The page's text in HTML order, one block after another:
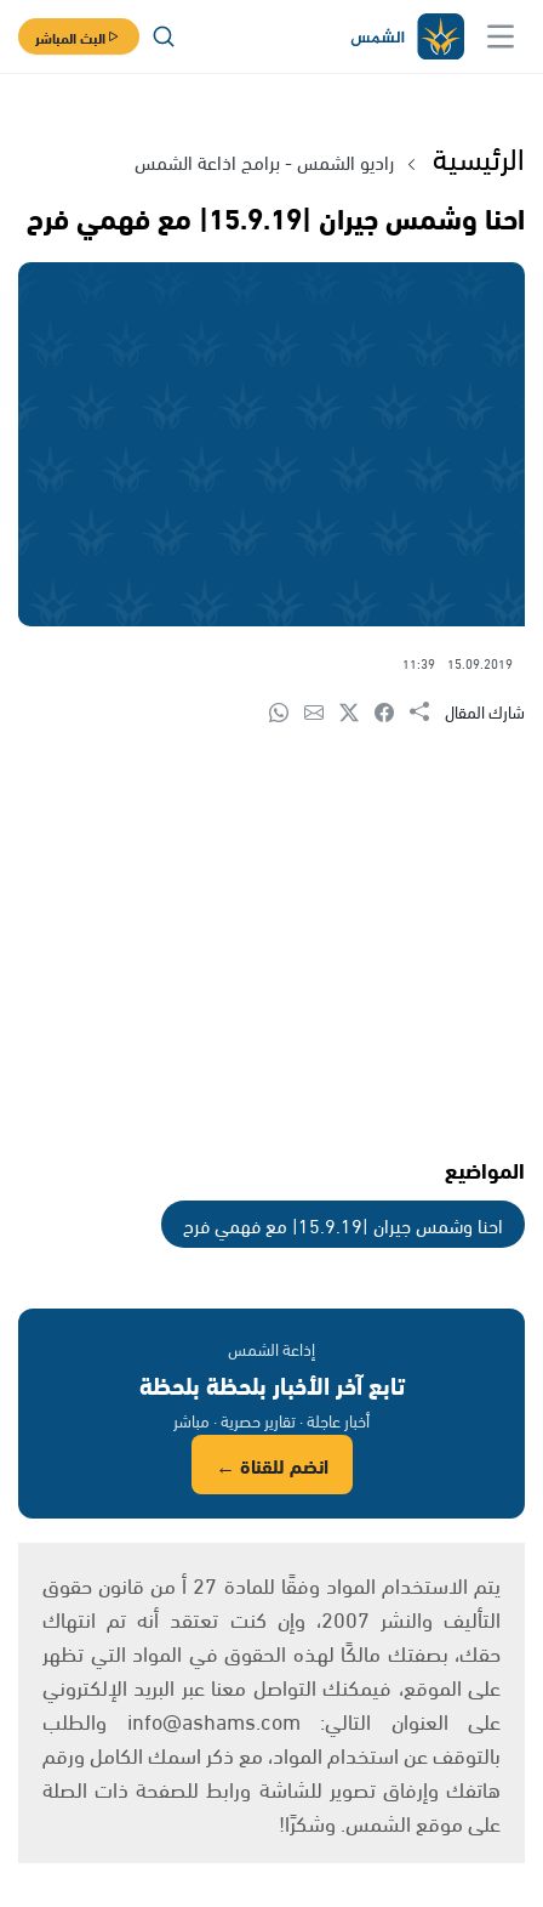
البث المباشر
الرئيسية راديو الشمس - برامج اذاعة الشمس
احنا وشمس جيران |15.9.19| مع فهمي فرح
15.09.2019
11:39
شارك المقال
المواضيع
احنا وشمس جيران |15.9.19| مع فهمي فرح
إذاعة الشمس
تابع آخر الأخبار بلحظة بلحظة
أخبار عاجلة · تقارير حصرية · مباشر
انضم للقناة ←
يتم الاستخدام المواد وفقًا للمادة 27 أ من قانون حقوق
التأليف والنشر 2007، وإن كنت تعتقد أنه تم انتهاك
حقك، بصفتك مالكًا لهذه الحقوق في المواد التي تظهر
على الموقع، فيمكنك التواصل معنا عبر البريد الإلكتروني
على العنوان التالي: info@ashams.com والطلب
بالتوقف عن استخدام المواد، مع ذكر اسمك الكامل ورقم
هاتفك وإرفاق تصوير للشاشة ورابط للصفحة ذات الصلة
على موقع الشمس. وشكرًا!